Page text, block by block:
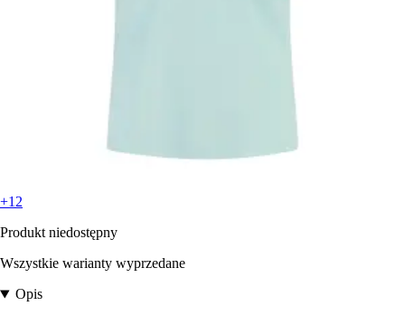
+12
Produkt niedostępny
Wszystkie warianty wyprzedane
Opis